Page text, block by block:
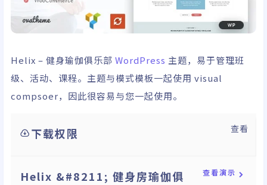
Helix – 健身瑜伽俱乐部 WordPress 主题，易于管理班
级、活动、课程。主题与模式模板一起使用 visual
compsoer，因此很容易与您一起使用。
下载权限 查看
Helix &#8211; 健身房瑜伽俱
查看演示